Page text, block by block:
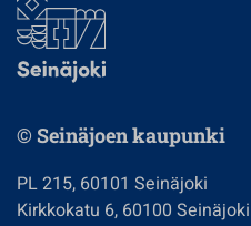
© Seinäjoen kaupunki
PL 215, 60101 Seinäjoki
Kirkkokatu 6, 60100 Seinäjoki